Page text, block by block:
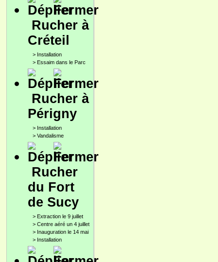
Rucher à
Créteil
> Installation
> Essaim dans le Parc
Rucher à
Périgny
> Installation
> Vandalisme
Rucher
du Fort
de Sucy
> Extraction le 9 juillet
> Centre aéré un 4 juillet
> Inauguration le 14 mai
> Installation